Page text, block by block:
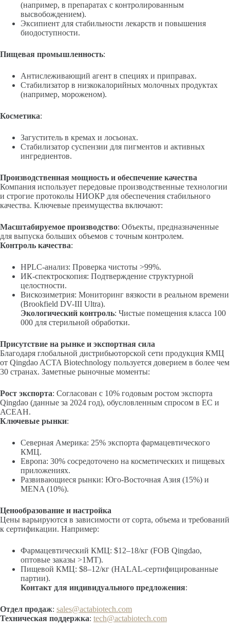
(например, в препаратах с контролированным
высвобождением).
Эксипиент для стабильности лекарств и повышения
биодоступности.
Пищевая промышленность:
Антислеживающий агент в специях и приправах.
Стабилизатор в низкокалорийных молочных продуктах
(например, мороженом).
Косметика:
Загуститель в кремах и лосьонах.
Стабилизатор суспензии для пигментов и активных
ингредиентов.
Производственная мощность и обеспечение качества
Компания использует передовые производственные технологии
и строгие протоколы НИОКР для обеспечения стабильного
качества. Ключевые преимущества включают:
Масштабируемое производство: Объекты, предназначенные
для выпуска больших объемов с точным контролем.
Контроль качества:
HPLC-анализ: Проверка чистоты >99%.
ИК-спектроскопия: Подтверждение структурной
целостности.
Вискозиметрия: Мониторинг вязкости в реальном времени
(Brookfield DV-III Ultra).
Экологический контроль: Чистые помещения класса 100
000 для стерильной обработки.
Присутствие на рынке и экспортная сила
Благодаря глобальной дистрибьюторской сети продукция КМЦ
от Qingdao ACTA Biotechnology пользуется доверием в более чем
30 странах. Заметные рыночные моменты:
Рост экспорта: Согласован с 10% годовым ростом экспорта
Qingdao (данные за 2024 год), обусловленным спросом в ЕС и
АСЕАН.
Ключевые рынки:
Северная Америка: 25% экспорта фармацевтического
КМЦ.
Европа: 30% сосредоточено на косметических и пищевых
приложениях.
Развивающиеся рынки: Юго-Восточная Азия (15%) и
MENA (10%).
Ценообразование и настройка
Цены варьируются в зависимости от сорта, объема и требований
к сертификации. Например:
Фармацевтический КМЦ: $12–18/кг (FOB Qingdao,
оптовые заказы >1MT).
Пищевой КМЦ: $8–12/кг (HALAL-сертифицированные
партии).
Контакт для индивидуального предложения:
Отдел продаж: sales@actabiotech.com
Техническая поддержка: tech@actabiotech.com